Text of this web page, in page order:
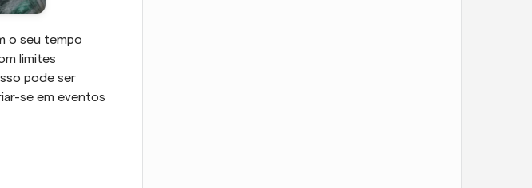
o seu tempo
limites
pode ser
se em eventos